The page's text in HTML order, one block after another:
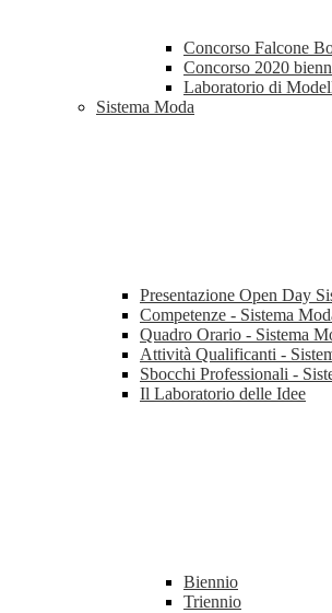
Concorso Falcone
Concorso 2020
Laboratorio di
Sistema Moda
Presentazione Open Day
Competenze - Sistema
Quadro Orario - Sistema
Attività Qualificanti -
Sbocchi Professionali -
Il Laboratorio delle Idee
Biennio
Triennio